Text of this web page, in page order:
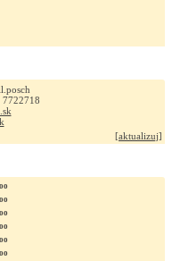
[aktualizuj]
oo
oo
oo
oo
oo
oo